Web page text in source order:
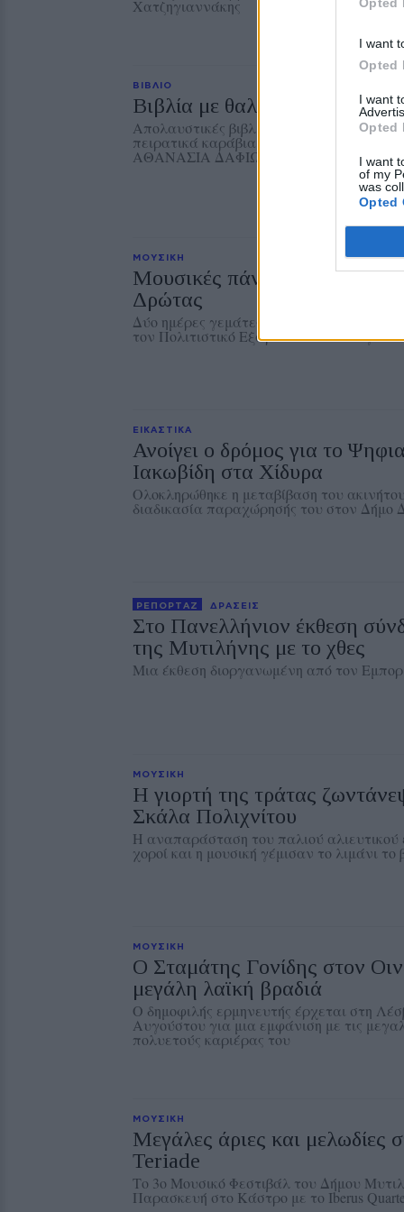
I want
Opted
I want
Opted
I want
of my
was
Opted
Χατζηγιαννάκης
ΒΙΒΛΙΟ
Βιβλία με θαλασσινό αέρα
Απολαυστικές βιβλιοπροτάσεις που
πειρατικά καράβια έως τα βάθη της
ΑΘΑΝΑΣΙΑ ΔΑΦΙΩΤΗ*
ΜΟΥΣΙΚΗ
Μουσικές πάνω στο κύμα
Δρώτας
Δύο ημέρες γεμάτες ζωντανή μουσική,
τον Πολιτιστικό Εξωραϊστικό Σύλλογο
ΕΙΚΑΣΤΙΚΑ
Ανοίγει ο δρόμος για το
Ιακωβίδη στα Χίδυρα
Ολοκληρώθηκε η μεταβίβαση του
διαδικασία παραχώρησής του στον Δήμο
ΡΕΠΟΡΤΑΖ ΔΡΑΣΕΙΣ
Στο Πανελλήνιον έκθεση
της Μυτιλήνης με το χθες
Μια έκθεση διοργανωμένη από τον
ΜΟΥΣΙΚΗ
Η γιορτή της τράτας
Σκάλα Πολιχνίτου
Η αναπαράσταση του παλιού αλιευτικού
χοροί και η μουσική γέμισαν το λιμάνι
ΜΟΥΣΙΚΗ
Ο Σταμάτης Γονίδης στον
μεγάλη λαϊκή βραδιά
Ο δημοφιλής ερμηνευτής έρχεται στη
Αυγούστου για μια εμφάνιση με τις
πολυετούς καριέρας του
ΜΟΥΣΙΚΗ
Μεγάλες άριες και μελωδίες
Teriade
Το 3ο Μουσικό Φεστιβάλ του Δήμου
Παρασκευή στο Κάστρο με το Iberus